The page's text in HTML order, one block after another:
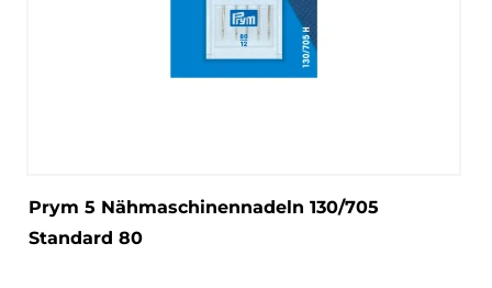
Prym 5 Nähmaschinennadeln 130/705
Standard 80